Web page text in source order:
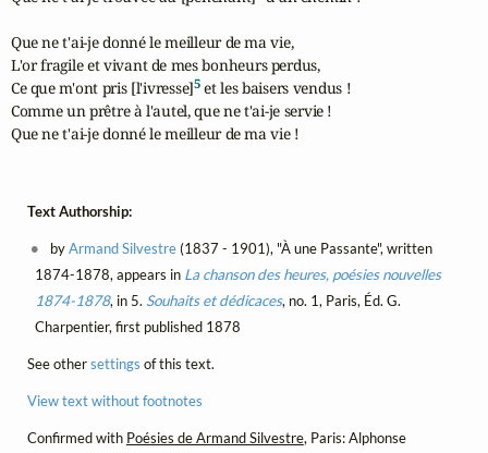
Que ne t'ai-je donné le meilleur de ma vie,
L'or fragile et vivant de mes bonheurs perdus,
Ce que m'ont pris [l'ivresse]5 et les baisers vendus !
Comme un prêtre à l'autel, que ne t'ai-je servie !
Que ne t'ai-je donné le meilleur de ma vie !
Text Authorship:
byArmand Silvestre(1837 - 1901), "À une Passante", written
1874-1878, appears in La chanson des heures, poésies nouvelles
1874-1878, in 5. Souhaits et dédicaces, no. 1, Paris, Éd. G.
Charpentier, first published 1878
See othersettings of this text.
View text without footnotes
Confirmed with Poésies de Armand Silvestre, Paris: Alphonse